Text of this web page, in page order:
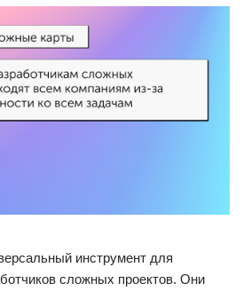
инструмент для
сложных проектов. Они